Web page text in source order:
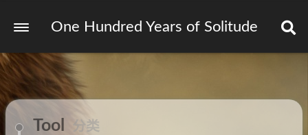
One Hundred Years of Solitude
Tool 分类